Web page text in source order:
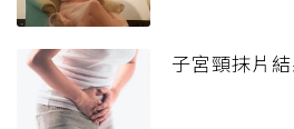
子宮頸抹片